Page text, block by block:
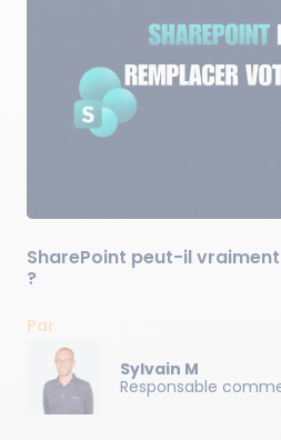
SharePoint peut-il
?
Par
Sylvain M
Responsable